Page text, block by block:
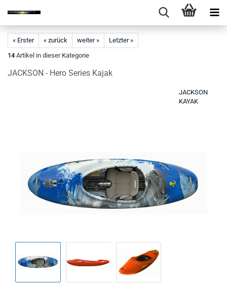
« Erster « zurück weiter »
Letzter »
14 Artikel in dieser Kategorie
JACKSON - Hero Series Kajak
JACKSON
KAYAK